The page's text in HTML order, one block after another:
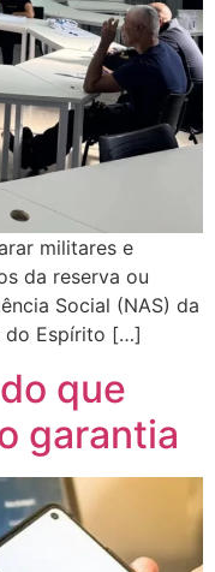
militares e
da reserva ou
Social (NAS) da
do Espírito […]
que
garantia